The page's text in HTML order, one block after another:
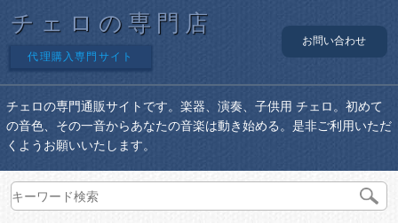
チェロの専門店
代理購入専門サイト
お問い合わせ
チェロの専門通販サイトです。楽器、演奏、子供用 チェロ。初めて
の音色、その一音からあなたの音楽は動き始める。是非ご利用いただ
くようお願いいたします。